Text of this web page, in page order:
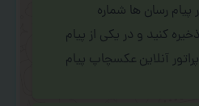
پیام رسان ها شماره
ذخیره کنید و در یکی از پیام
آنلاین عکسچاپ پیام